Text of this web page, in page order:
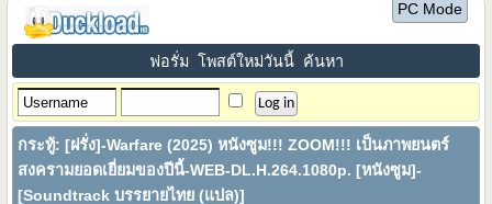
PC Mode
ฟอรั่ม โพสต์ใหม่วันนี้ ค้นหา
กระทู้:[ฝรั่ง]-Warfare (2025) หนังซูม!!! ZOOM!!! เป็นภาพยนตร์
สงครามยอดเยี่ยมของปีนี้-WEB-DL.H.264.1080p. [หนังซูม]-
[Soundtrack บรรยายไทย (แปล)]